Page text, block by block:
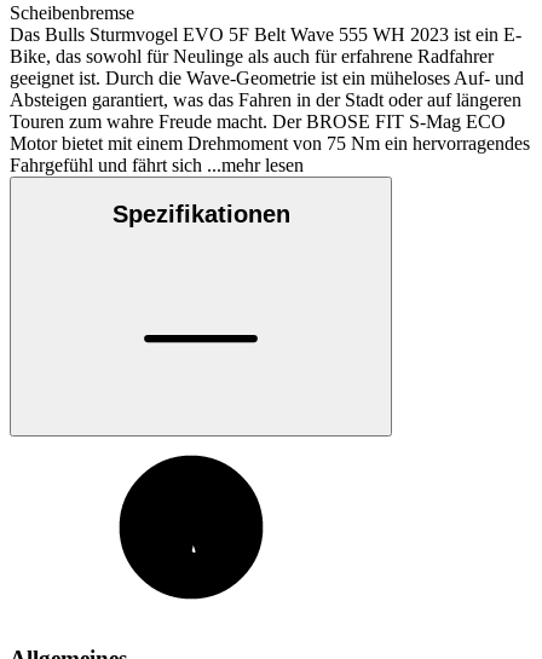
Scheibenbremse
Das Bulls Sturmvogel EVO 5F Belt Wave 555 WH 2023 ist ein E-
Bike, das sowohl für Neulinge als auch für erfahrene Radfahrer
geeignet ist. Durch die Wave-Geometrie ist ein müheloses Auf- und
Absteigen garantiert, was das Fahren in der Stadt oder auf längeren
Touren zum wahre Freude macht. Der BROSE FIT S-Mag ECO
Motor bietet mit einem Drehmoment von 75 Nm ein hervorragendes
Fahrgefühl und fährt sich ...mehr lesen
Spezifikationen